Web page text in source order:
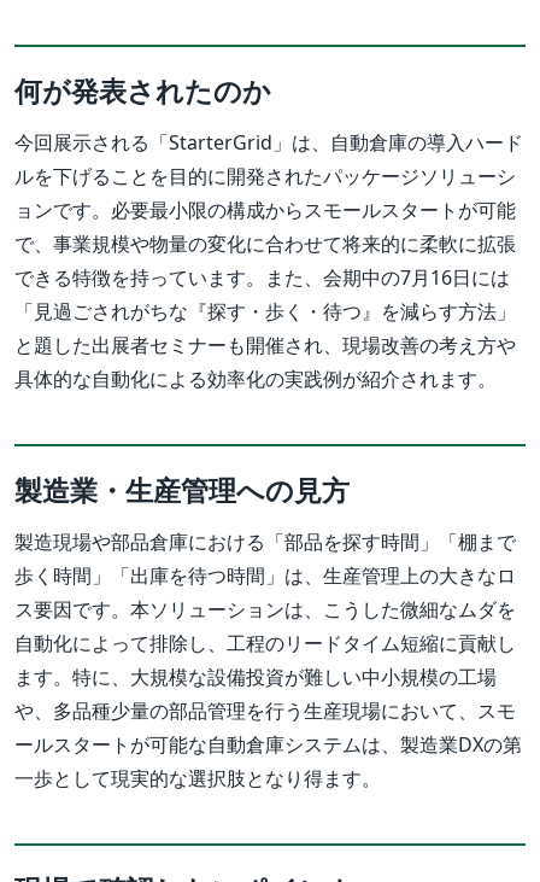
何が発表されたのか
今回展示される「StarterGrid」は、自動倉庫の導入ハード
ルを下げることを目的に開発されたパッケージソリューシ
ョンです。必要最小限の構成からスモールスタートが可能
で、事業規模や物量の変化に合わせて将来的に柔軟に拡張
できる特徴を持っています。また、会期中の7月16日には
「見過ごされがちな『探す・歩く・待つ』を減らす方法」
と題した出展者セミナーも開催され、現場改善の考え方や
具体的な自動化による効率化の実践例が紹介されます。
製造業・生産管理への見方
製造現場や部品倉庫における「部品を探す時間」「棚まで
歩く時間」「出庫を待つ時間」は、生産管理上の大きなロ
ス要因です。本ソリューションは、こうした微細なムダを
自動化によって排除し、工程のリードタイム短縮に貢献し
ます。特に、大規模な設備投資が難しい中小規模の工場
や、多品種少量の部品管理を行う生産現場において、スモ
ールスタートが可能な自動倉庫システムは、製造業DXの第
一歩として現実的な選択肢となり得ます。